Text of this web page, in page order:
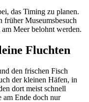
das Timing zu planen.
früher Museumsbesuch
Meer belohnt werden.
Fluchten
den frischen Fisch
der kleinen Häfen, in
dort meist schnell
am Ende doch nur